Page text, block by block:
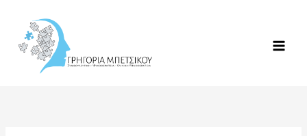
περιεχόμενο